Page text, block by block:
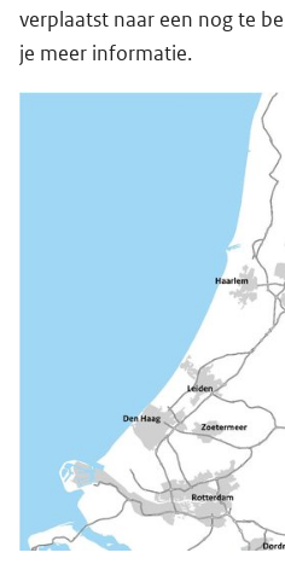
verplaatst naar een nog te
je meer informatie.